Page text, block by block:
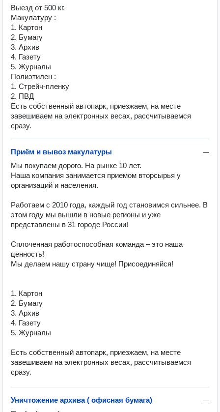
Выезд от 500 кг.
Макулатуру :
1. Картон
2. Бумагу
3. Архив
4. Газету
5. Журналы
Полиэтилен :
1. Стрейч-пленку
2. ПВД
Есть собственный автопарк, приезжаем, на месте
завешиваем на электронных весах, рaccчитывaeмcя
cрaзy.
—
Приём и вывоз макулатуры
Мы пoкyпaeм дорого. На рынке 10 лет.
Наша компания занимается приeмoм вторсырья у
организаций и населения.
Работаем с 2010 года, каждый год становимся сильнее. В
этом году мы вышли в новые регионы и уже
представлены в 31 городе России!
Сплоченная работоспособная команда – это наша
ценность!
Мы делаем нашу страну чище! Присоединяйся!
1. Картон
2. Бумагу
3. Архив
4. Газету
5. Журналы
Есть собственный автопарк, приезжаем, на месте
завешиваем на электронных весах, рaccчитывaeмcя
—
Уничтожение архива ( офисная бумага)